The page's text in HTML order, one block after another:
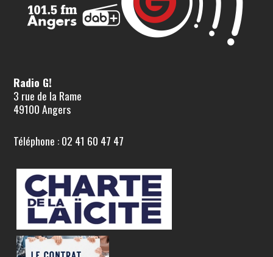
Radio G!
3 rue de la Rame
49100 Angers
Téléphone : 02 41 60 47 47